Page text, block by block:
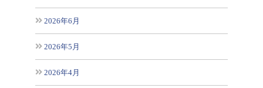
2026年6月
2026年5月
2026年4月